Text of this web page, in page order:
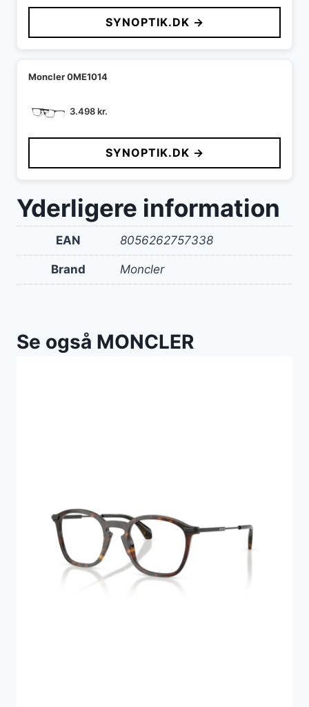
SYNOPTIK.DK →
Moncler 0ME1014
3.498kr.
SYNOPTIK.DK →
Yderligere information
EAN 8056262757338
Brand Moncler
Se også MONCLER